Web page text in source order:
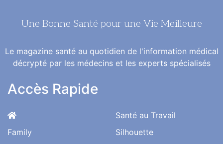
Une Bonne Santé pour une Vie Meilleure
Le magazine santé au quotidien de l'information médical
décrypté par les médecins et les experts spécialisés
Accès Rapide
Family
Santé au Travail
Silhouette